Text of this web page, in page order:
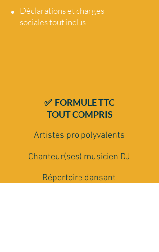
• Déclarations et charges
sociales toutinclus
✅ FORMULE TTC
TOUT COMPRIS
Artistes pro polyvalents
Chanteur(ses) musicien DJ
Répertoire dansant